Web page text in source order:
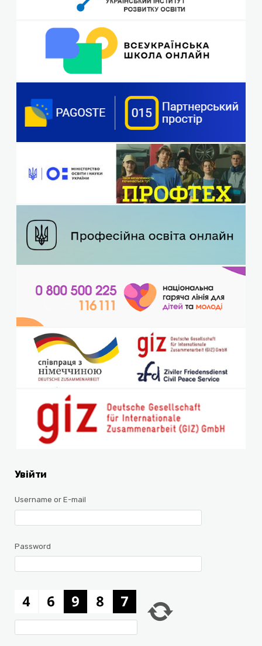
Увійти
Username or E-mail
Password